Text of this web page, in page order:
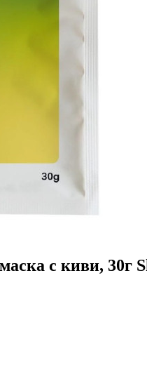
с киви, 30г